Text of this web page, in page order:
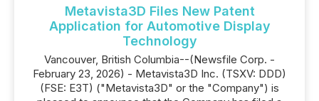
Metavista3D Files New Patent
Application for Automotive Display
Technology
Vancouver, British Columbia--(Newsfile Corp. -
February 23, 2026) - Metavista3D Inc. (TSXV: DDD)
(FSE: E3T) ("Metavista3D" or the "Company") is